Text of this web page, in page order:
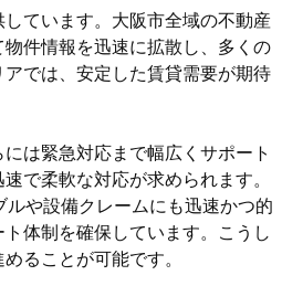
ています。大阪市全域の不動産
件情報を迅速に拡散し、多くの
では、安定した賃貸需要が期待
は緊急対応まで幅広くサポート
で柔軟な対応が求められます。
や設備クレームにも迅速かつ的
体制を確保しています。こうし
ることが可能です。